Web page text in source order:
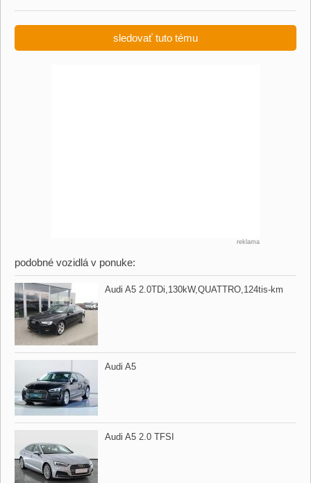
sledovať tuto tému
reklama
podobné vozidlá v ponuke:
Audi A5 2.0TDi,​130kW,​QUATTRO,​124tis​-km
Audi A5
Audi A5 2.0 TFSI